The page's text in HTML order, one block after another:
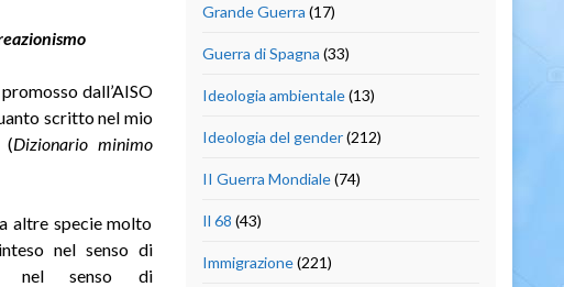
dall’AISO
scritto nel mio
(Dizionario minimo
altre specie molto
nel senso di
nel senso di
Grande Guerra (17)
Guerra di Spagna (33)
Ideologia ambientale(13)
Ideologia del gender(212)
II Guerra Mondiale(74)
Il 68 (43)
Immigrazione(221)